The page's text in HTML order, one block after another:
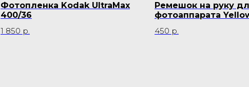
Фотопленка Kodak UltraMax
400/36
1 850 р.
Ремешок на руку
фотоаппарата
450 р.